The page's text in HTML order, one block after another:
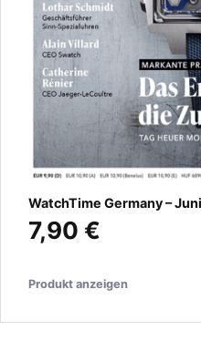
WatchTime Germany –
7,90 €
Produkt anzeigen